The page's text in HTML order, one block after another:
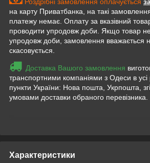
на карту Приватбанка, на такі
платежу немає. Оплату за вказівний
проводити упродовж доби. Якщо товар
упродовж доби, замовлення вважається
скасовується.
Доставка Вашого замовлення
транспортними компаніями з Одеси в усі
пункти України: Нова пошта, Укрпошта,
умовами доставки обраного перевізника.
Характеристики